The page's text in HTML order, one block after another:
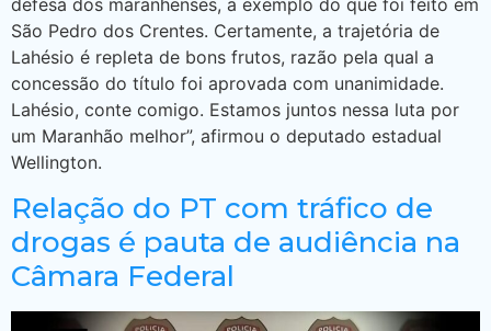
defesa dos maranhenses, a exemplo do que foi feito em
São Pedro dos Crentes. Certamente, a trajetória de
Lahésio é repleta de bons frutos, razão pela qual a
concessão do título foi aprovada com unanimidade.
Lahésio, conte comigo. Estamos juntos nessa luta por
um Maranhão melhor”, afirmou o deputado estadual
Wellington.
Relação do PT com tráfico de
drogas é pauta de audiência na
Câmara Federal